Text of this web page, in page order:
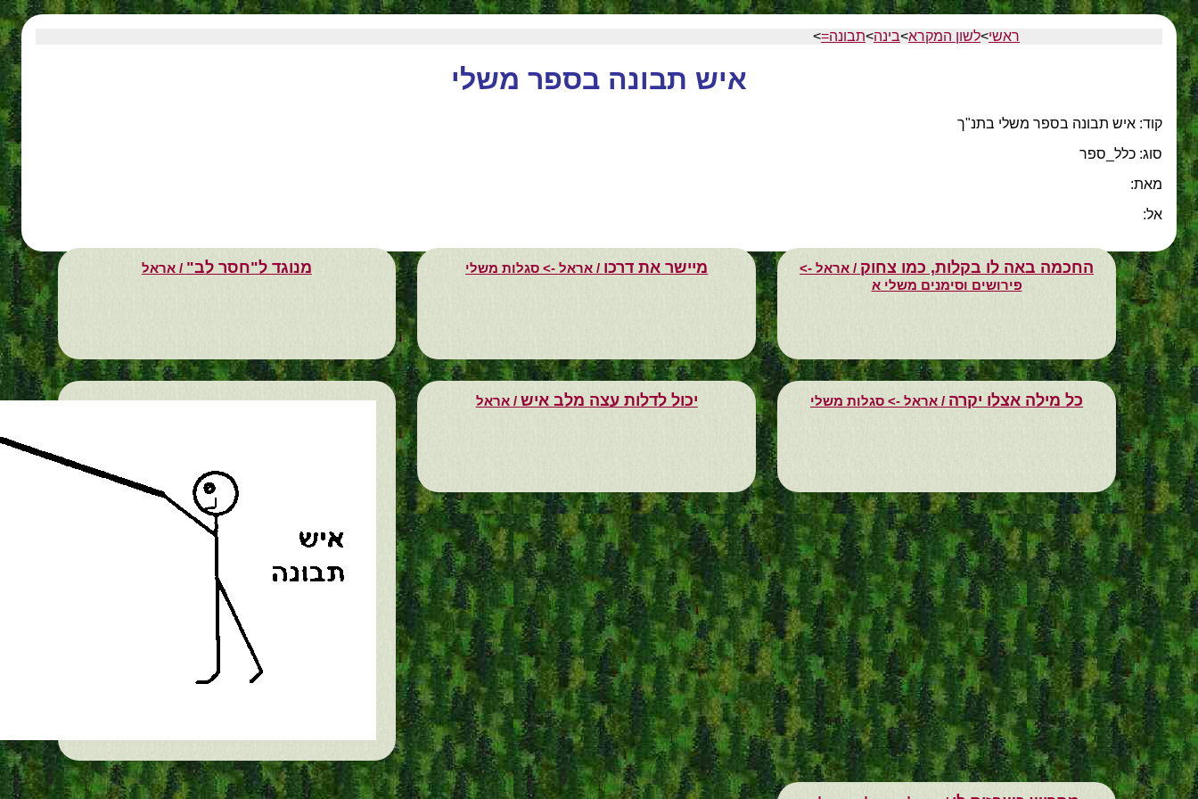
ראשי>לשון המקרא>בינה>תבונה=>
איש תבונה בספר משלי
קוד: איש תבונה בספר משלי בתנ"ך
סוג: כלל_ספר
מאת:
אל:
החכמה באה לו בקלות, כמו צחוק / אראל ->
פירושים וסימנים משלי א
מיישר את דרכו / אראל -> סגלות משלי מנוגד ל"חסר לב" / אראל
כל מילה אצלו יקרה / אראל -> סגלות משלי יכול לדלות עצה מלב איש / אראל